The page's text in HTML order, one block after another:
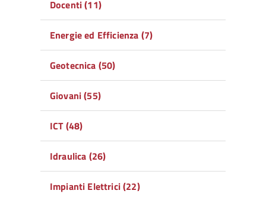
Docenti (11)
Energie ed Efficienza (7)
Geotecnica (50)
Giovani (55)
ICT (48)
Idraulica (26)
Impianti Elettrici (22)